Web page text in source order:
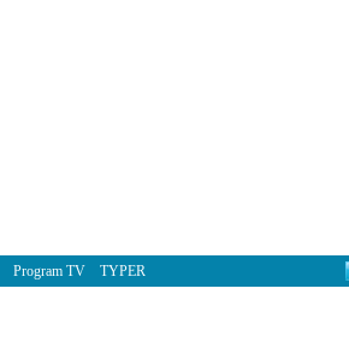
Program TV TYPER